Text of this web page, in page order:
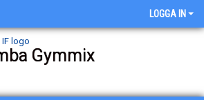
LOGGA IN
Gymmix